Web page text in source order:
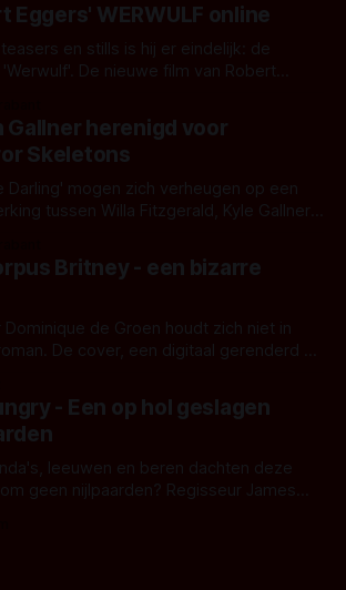
Eggers' WERWULF online
en stills is hij er eindelijk: de
De nieuwe film van Robert
en mythe. Het topic deze keer is (kon
de weerwolf. Kijk je mee?
Gallner herenigd voor
Skeletons
Darling' mogen zich verheugen op een
tussen Willa Fitzgerald, Kyle Gallner
creature feature waarvoor de
in Australië.
Britney - een bizarre
de Groen houdt zich niet in
De cover, een digitaal gerenderd en
iets kleurrijks maar onheilspellends,
dat maakt De Groen met ieder woord
- Een op hol geslagen
leeuwen en beren dachten deze
geen nijlpaarden? Regisseur James